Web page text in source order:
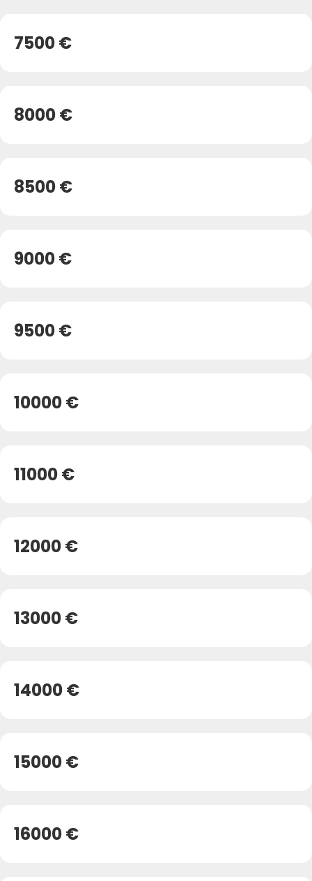
7500 €
8000 €
8500 €
9000 €
9500 €
10000 €
11000 €
12000 €
13000 €
14000 €
15000 €
16000 €